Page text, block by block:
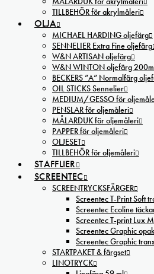
TILLBEHÖR för akrylmåleri
OLJA
MICHAEL HARDING oljefärg
SENNELIER Extra Fine oljefärg
W&N ARTISAN oljefärg
W&N WINTON oljefärg
BECKERS ”A” Normalfärg
OIL STICKS Sennelier
MEDIUM/GESSO för
PENSLAR för oljemåleri
MÅLARDUK för oljemåleri
PAPPER för oljemåleri
OLJESET
TILLBEHÖR för oljemåleri
STAFFLIER
SCREENTEC
SCREENTRYCKSFÄRGER
Screentec T-Print Soft
Screentec Ecoline
Screentec T-print Lux
Screentec Graphic
Screentec Graphic
STARTPAKET & färgset
LINOTRYCK